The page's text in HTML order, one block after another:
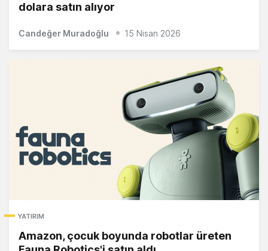
dolara satın alıyor
Candeğer Muradoğlu 15 Nisan 2026
YATIRIM
Amazon, çocuk boyunda robotlar üreten